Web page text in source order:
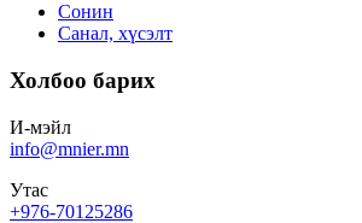
Сонин
Санал, хүсэлт
Холбоо барих
И-мэйл
info@mnier.mn
Утас
+976-70125286